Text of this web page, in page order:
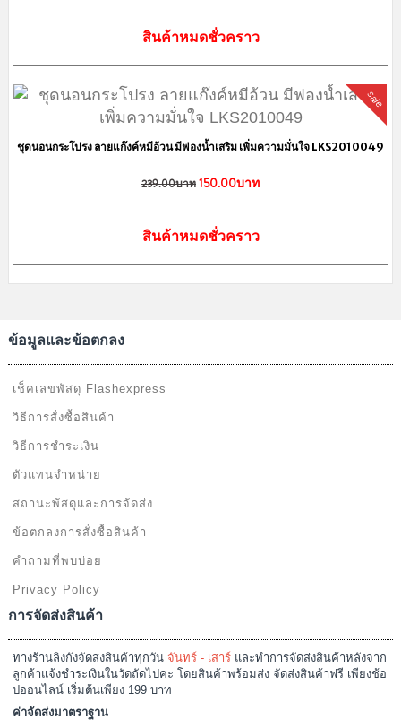
สินค้าหมดชั่วคราว
sale
ชุดนอนกระโปรง ลายแก๊งค์หมีอ้วน มีฟองน้ำเสริม เพิ่มความมั่นใจ LKS2010049
239.00บาท150.00บาท
สินค้าหมดชั่วคราว
ข้อมูลและข้อตกลง
เช็คเลขพัสดุ Flashexpress
วิธีการสั่งซื้อสินค้า
วิธีการชำระเงิน
ตัวแทนจำหน่าย
สถานะพัสดุและการจัดส่ง
ข้อตกลงการสั่งซื้อสินค้า
คำถามที่พบบ่อย
Privacy Policy
การจัดส่งสินค้า
ทางร้านลิงกังจัดส่งสินค้าทุกวัน จันทร์ - เสาร์ และทำการจัดส่งสินค้าหลังจาก
ลูกค้าแจ้งชำระเงินในวัดถัดไปค่ะ โดยสินค้าพร้อมส่ง จัดส่งสินค้าฟรี เพียงช้อ
ปออนไลน์ เริ่มต้นเพียง 199 บาท
ค่าจัดส่งมาตราฐาน